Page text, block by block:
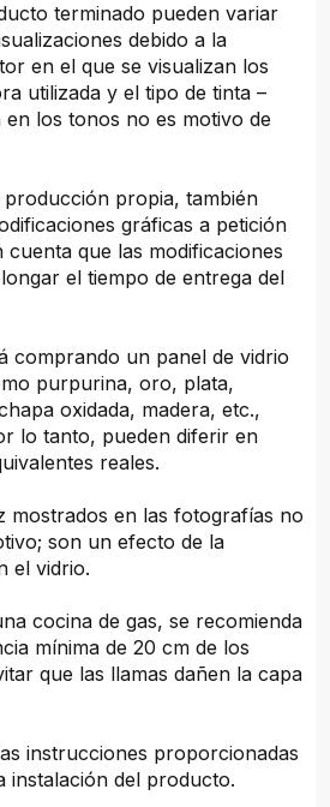
terminado pueden variar
debido a la
en el que se visualizan los
utilizada y el tipo de tinta –
en los tonos no es motivo de
producción propia, también
gráficas a petición
cuenta que las modificaciones
el tiempo de entrega del
comprando un panel de vidrio
purpurina, oro, plata,
oxidada, madera, etc.,
lo tanto, pueden diferir en
reales.
mostrados en las fotografías no
son un efecto de la
el vidrio.
cocina de gas, se recomienda
mínima de 20 cm de los
que las llamas dañen la capa
instrucciones proporcionadas
instalación del producto.